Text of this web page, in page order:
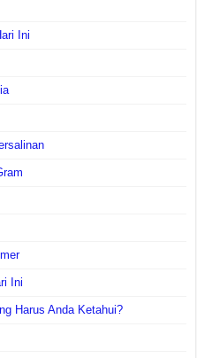
Ini
Ini
Harus Anda Ketahui?